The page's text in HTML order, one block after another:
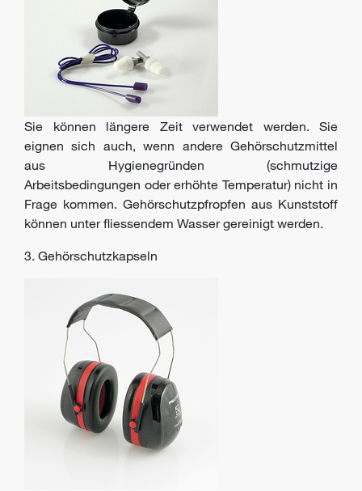
Sie können längere Zeit verwendet werden. Sie
eignen sich auch, wenn andere Gehörschutzmittel
aus Hygienegründen (schmutzige
Arbeitsbedingungen oder erhöhte Temperatur) nicht in
Frage kommen. Gehörschutzpfropfen aus Kunststoff
können unter fliessendem Wasser gereinigt werden.
3. Gehörschutzkapseln